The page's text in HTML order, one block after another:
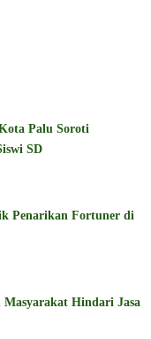
Palu Soroti
SD
Penarikan Fortuner di
Hindari Jasa